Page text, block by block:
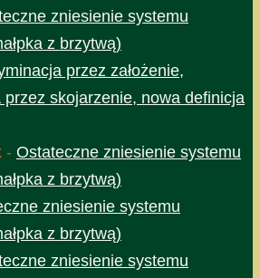
zniesienie systemu
z brzytwą)
przez założenie,
przez skojarzenie, nowa definicja
- Ostateczne zniesienie systemu
z brzytwą)
zniesienie systemu
z brzytwą)
zniesienie systemu